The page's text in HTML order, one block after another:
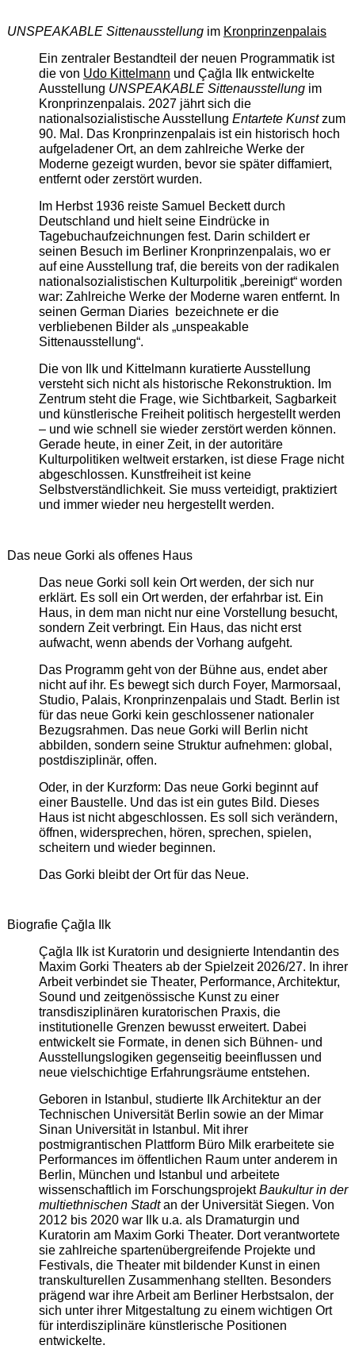
UNSPEAKABLE Sittenausstellungim Kronprinzenpalais
Ein zentraler Bestandteil der neuen Programmatik ist
die von Udo Kittelmann und Çağla Ilk entwickelte
Ausstellung UNSPEAKABLE Sittenausstellungim
Kronprinzenpalais. 2027 jährt sich die
nationalsozialistische Ausstellung Entartete Kunstzum
90. Mal. Das Kronprinzenpalais ist ein historisch hoch
aufgeladener Ort, an dem zahlreiche Werke der
Moderne gezeigt wurden, bevor sie später diffamiert,
entfernt oder zerstört wurden.
Im Herbst 1936 reiste Samuel Beckett durch
Deutschland und hielt seine Eindrücke in
Tagebuchaufzeichnungen fest. Darin schildert er
seinen Besuch im Berliner Kronprinzenpalais, wo er
auf eine Ausstellung traf, die bereits von der radikalen
nationalsozialistischen Kulturpolitik „bereinigt“ worden
war: Zahlreiche Werke der Moderne waren entfernt. In
seinen German Diaries bezeichnete er die
verbliebenen Bilder als „unspeakable
Sittenausstellung“.
Die von Ilk und Kittelmann kuratierte Ausstellung
versteht sich nicht als historische Rekonstruktion. Im
Zentrum steht die Frage, wie Sichtbarkeit, Sagbarkeit
und künstlerische Freiheit politisch hergestellt werden
– und wie schnell sie wieder zerstört werden können.
Gerade heute, in einer Zeit, in der autoritäre
Kulturpolitiken weltweit erstarken, ist diese Frage nicht
abgeschlossen. Kunstfreiheit ist keine
Selbstverständlichkeit. Sie muss verteidigt, praktiziert
und immer wieder neu hergestellt werden.
Das neue Gorki als offenes Haus
Das neue Gorki soll kein Ort werden, der sich nur
erklärt. Es soll ein Ort werden, der erfahrbar ist. Ein
Haus, in dem man nicht nur eine Vorstellung besucht,
sondern Zeit verbringt. Ein Haus, das nicht erst
aufwacht, wenn abends der Vorhang aufgeht.
Das Programm geht von der Bühne aus, endet aber
nicht auf ihr. Es bewegt sich durch Foyer, Marmorsaal,
Studio, Palais, Kronprinzenpalais und Stadt. Berlin ist
für das neue Gorki kein geschlossener nationaler
Bezugsrahmen. Das neue Gorki will Berlin nicht
abbilden, sondern seine Struktur aufnehmen: global,
postdisziplinär, offen.
Oder, in der Kurzform: Das neue Gorki beginnt auf
einer Baustelle. Und das ist ein gutes Bild. Dieses
Haus ist nicht abgeschlossen. Es soll sich verändern,
öffnen, widersprechen, hören, sprechen, spielen,
scheitern und wieder beginnen.
Das Gorki bleibt der Ort für das Neue.
Biografie Çağla Ilk
Çağla Ilk ist Kuratorin und designierte Intendantin des
Maxim Gorki Theaters ab der Spielzeit 2026/27. In ihrer
Arbeit verbindet sie Theater, Performance, Architektur,
Sound und zeitgenössische Kunst zu einer
transdisziplinären kuratorischen Praxis, die
institutionelle Grenzen bewusst erweitert. Dabei
entwickelt sie Formate, in denen sich Bühnen- und
Ausstellungslogiken gegenseitig beeinflussen und
neue vielschichtige Erfahrungsräume entstehen.
Geboren in Istanbul, studierte Ilk Architektur an der
Technischen Universität Berlin sowie an der Mimar
Sinan Universität in Istanbul. Mit ihrer
postmigrantischen Plattform Büro Milk erarbeitete sie
Performances im öffentlichen Raum unter anderem in
Berlin, München und Istanbul und arbeitete
wissenschaftlich im ForschungsprojektBaukultur in der
multiethnischen Stadtan der Universität Siegen. Von
2012 bis 2020 war Ilk u.a. als Dramaturgin und
Kuratorin am Maxim Gorki Theater. Dort verantwortete
sie zahlreiche spartenübergreifende Projekte und
Festivals, die Theater mit bildender Kunst in einen
transkulturellen Zusammenhang stellten. Besonders
prägend war ihre Arbeit am Berliner Herbstsalon, der
sich unter ihrer Mitgestaltung zu einem wichtigen Ort
für interdisziplinäre künstlerische Positionen
entwickelte.